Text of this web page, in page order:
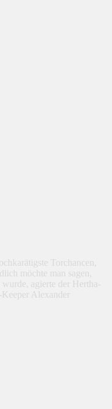
Torchancen,
möchte man sagen,
agierte der Hertha-
Alexander